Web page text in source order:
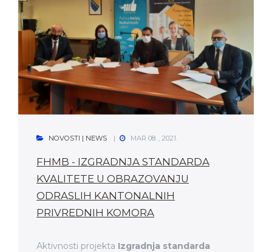
NOVOSTI | NEWS MAR 08. , 2021.
FHMB - IZGRADNJA STANDARDA
KVALITETE U OBRAZOVANJU
ODRASLIH KANTONALNIH
PRIVREDNIH KOMORA
Aktivnosti projekta Izgradnja standarda